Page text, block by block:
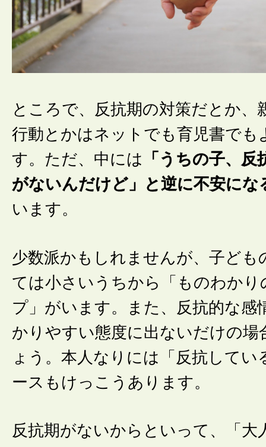
ところで、反抗期の対策だとか、
行動とかはネットでも育児書でも
す。ただ、中には 「うちの子、
がないんだけど」と逆に不安にな
います。
少数派かもしれませんが、子ども
ては小さいうちから「ものわかり
プ」がいます。また、反抗的な感
かりやすい態度に出ないだけの場
ょう。本人なりには「反抗してい
ースもけっこうあります。
反抗期がないからといって、「大